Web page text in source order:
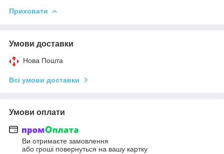
Приховати
Умови доставки
Нова Пошта
Всі умови доставки
Умови оплати
Ви отримаєте замовлення
або гроші повернуться на вашу картку